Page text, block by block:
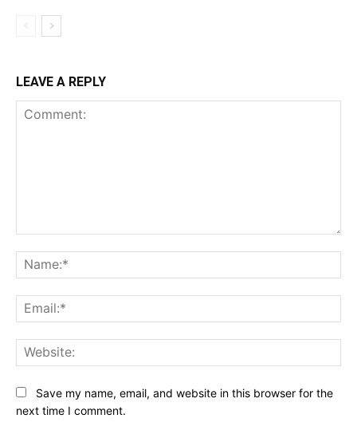
LEAVE A REPLY
Save my name, email, and website in this browser for the
next time I comment.